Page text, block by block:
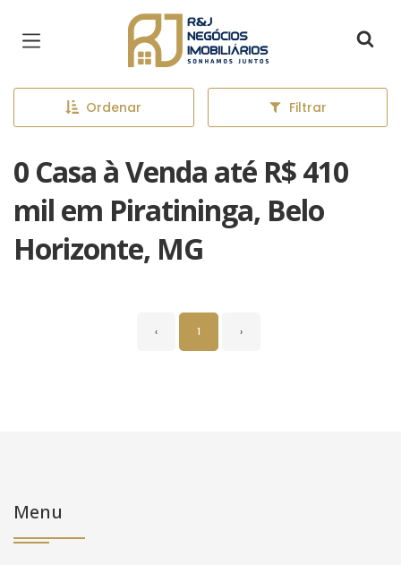
Página inicial
Ordenar Filtrar
0 Casa à Venda até R$ 410
mil em Piratininga, Belo
Horizonte, MG
‹ 1 ›
Menu